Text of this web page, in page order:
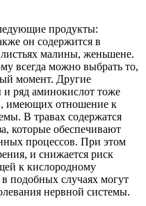
продукты:
он содержится в
малины, женьшене.
всегда можно выбрать то,
момент. Другие
ряд аминокислот тоже
имеющих отношение к
В травах содержатся
которые обеспечивают
процессов. При этом
и снижается риск
к кислородному
подобных случаях могут
нервной системы.